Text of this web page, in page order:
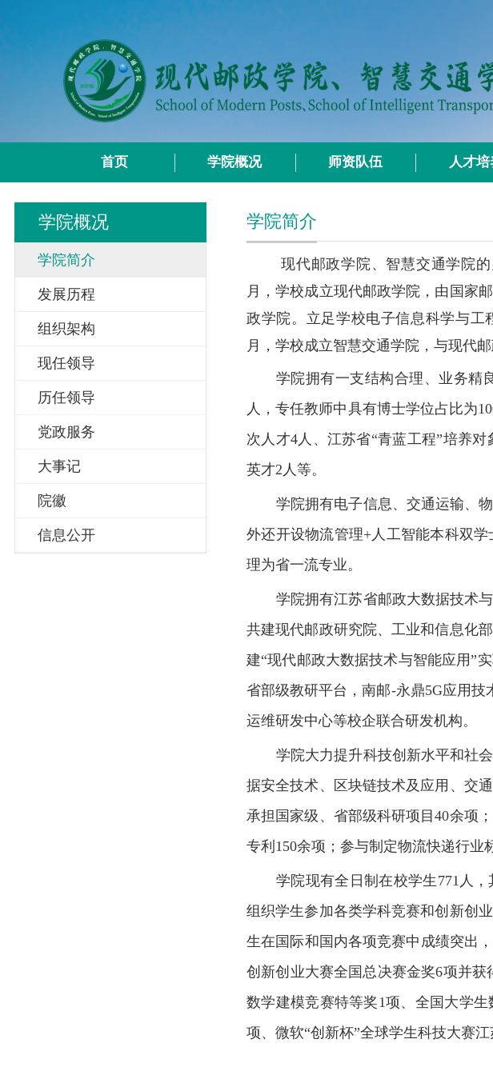
首页 学院概况 师资队伍 人才培
学院概况
学院简介
发展历程
组织架构
现任领导
历任领导
党政服务
大事记
院徽
信息公开
学院简介
现代邮政学院、智慧交通学院
月，学校成立现代邮政学院，由国家
政学院。立足学校电子信息科学与工
月，学校成立智慧交通学院，与现代邮
学院拥有一支结构合理、业务精
人，专任教师中具有博士学位占比为
次人才4人、江苏省“青蓝工程”培养
英才2人等。
学院拥有电子信息、交通运输、
外还开设物流管理+人工智能本科双
理为省一流专业。
学院拥有江苏省邮政大数据技术
共建现代邮政研究院、工业和信息化
建“现代邮政大数据技术与智能应用”
省部级教研平台，南邮-永鼎5G应用
运维研发中心等校企联合研发机构。
学院大力提升科技创新水平和社
据安全技术、区块链技术及应用、交
承担国家级、省部级科研项目40余项
专利150余项；参与制定物流快递行业
学院现有全日制在校学生771人
组织学生参加各类学科竞赛和创新创
生在国际和国内各项竞赛中成绩突出
创新创业大赛全国总决赛金奖6项并获
数学建模竞赛特等奖1项、全国大学
项、微软“创新杯”全球学生科技大赛江